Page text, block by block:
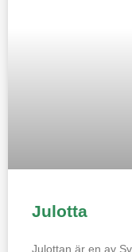
Julotta
Julottan är en av